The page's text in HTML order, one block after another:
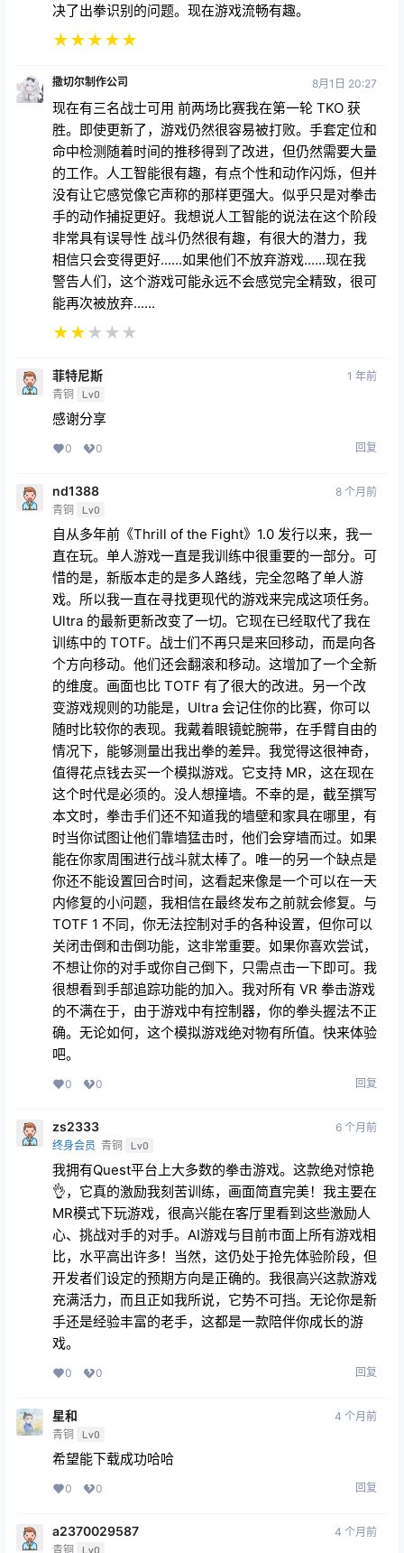
决了出拳识别的问题。现在游戏流畅有趣。
★★★★★
撒切尔制作公司 8月1日 20:27
现在有三名战士可用 前两场比赛我在第一轮 TKO 获
胜。即使更新了，游戏仍然很容易被打败。手套定位和
命中检测随着时间的推移得到了改进，但仍然需要大量
的工作。人工智能很有趣，有点个性和动作闪烁，但并
没有让它感觉像它声称的那样更强大。似乎只是对拳击
手的动作捕捉更好。我想说人工智能的说法在这个阶段
非常具有误导性 战斗仍然很有趣，有很大的潜力，我
相信只会变得更好......如果他们不放弃游戏......现在我
警告人们，这个游戏可能永远不会感觉完全精致，很可
能再次被放弃......
★★★ ★ ★
菲特尼斯
青铜 Lv0
1 年前
感谢分享
0 0 回复
nd1388
青铜 Lv0
8 个月前
自从多年前《Thrill of the Fight》1.0 发行以来，我一
直在玩。单人游戏一直是我训练中很重要的一部分。可
惜的是，新版本走的是多人路线，完全忽略了单人游
戏。所以我一直在寻找更现代的游戏来完成这项任务。
Ultra 的最新更新改变了一切。它现在已经取代了我在
训练中的 TOTF。战士们不再只是来回移动，而是向各
个方向移动。他们还会翻滚和移动。这增加了一个全新
的维度。画面也比 TOTF 有了很大的改进。另一个改
变游戏规则的功能是，Ultra 会记住你的比赛，你可以
随时比较你的表现。我戴着眼镜蛇腕带，在手臂自由的
情况下，能够测量出我出拳的差异。我觉得这很神奇，
值得花点钱去买一个模拟游戏。它支持 MR，这在现在
这个时代是必须的。没人想撞墙。不幸的是，截至撰写
本文时，拳击手们还不知道我的墙壁和家具在哪里，有
时当你试图让他们靠墙猛击时，他们会穿墙而过。如果
能在你家周围进行战斗就太棒了。唯一的另一个缺点是
你还不能设置回合时间，这看起来像是一个可以在一天
内修复的小问题，我相信在最终发布之前就会修复。与
TOTF 1 不同，你无法控制对手的各种设置，但你可以
关闭击倒和击倒功能，这非常重要。如果你喜欢尝试，
不想让你的对手或你自己倒下，只需点击一下即可。我
很想看到手部追踪功能的加入。我对所有 VR 拳击游戏
的不满在于，由于游戏中有控制器，你的拳头握法不正
确。无论如何，这个模拟游戏绝对物有所值。快来体验
吧。
0 0 回复
zs2333
终身会员 青铜 Lv0
6 个月前
我拥有Quest平台上大多数的拳击游戏。这款绝对惊艳
👌，它真的激励我刻苦训练，画面简直完美！我主要在
MR模式下玩游戏，很高兴能在客厅里看到这些激励人
心、挑战对手的对手。AI游戏与目前市面上所有游戏相
比，水平高出许多！当然，这仍处于抢先体验阶段，但
开发者们设定的预期方向是正确的。我很高兴这款游戏
充满活力，而且正如我所说，它势不可挡。无论你是新
手还是经验丰富的老手，这都是一款陪伴你成长的游
戏。
0 0 回复
星和
青铜 Lv0
4 个月前
希望能下载成功哈哈
0 0 回复
a2370029587
青铜 Lv0
4 个月前